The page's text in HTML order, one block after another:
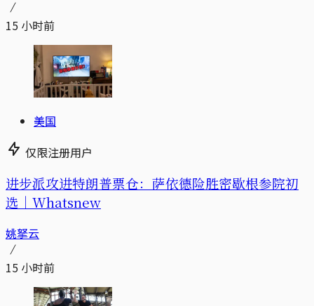
15 小时前
美国
仅限注册用户
进步派攻进特朗普票仓：萨依德险胜密歇根参院初
选｜Whatsnew
姚拏云
15 小时前